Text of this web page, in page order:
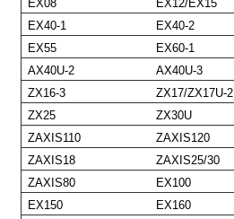
EX08 EX12/EX15
EX40-1
EX40-2
EX55
EX60-1
AX40U-2
AX40U-3
ZX16-3
ZX17/ZX17U-2
ZX25
ZX30U
ZAXIS110
ZAXIS120
ZAXIS18
ZAXIS25/30
ZAXIS80
EX100
EX150
EX160